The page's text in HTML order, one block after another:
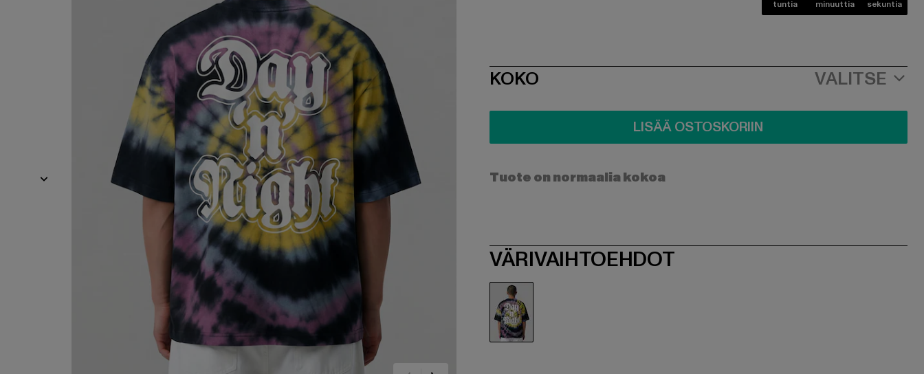
tuntia minuuttia sekuntia
SIZE
KOKO VALITSE
LISÄÄ OSTOSKORIIN
Tuote on normaalia kokoa
VÄRIVAIHTOEHDOT